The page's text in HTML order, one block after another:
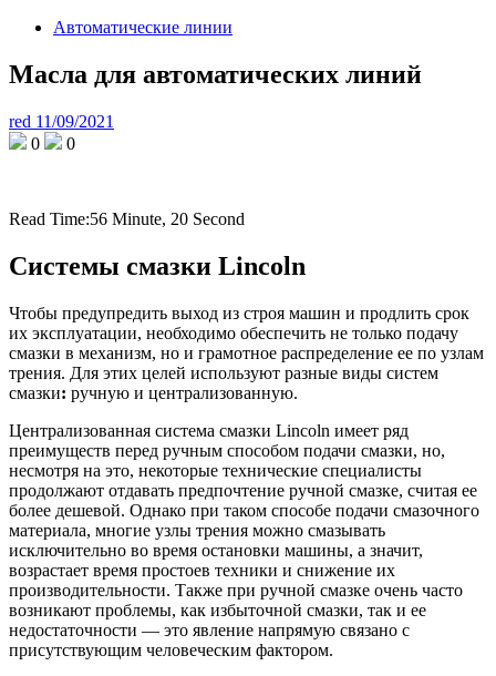
Автоматические линии
Масла для автоматических линий
red 11/09/2021
0
0
Read Time:56 Minute, 20 Second
Системы смазки Lincoln
Чтобы предупредить выход из строя машин и продлить срок
их эксплуатации, необходимо обеспечить не только подачу
смазки в механизм, но и грамотное распределение ее по узлам
трения. Для этих целей используют разные виды систем
смазки: ручную и централизованную.
Централизованная система смазки Lincoln имеет ряд
преимуществ перед ручным способом подачи смазки, но,
несмотря на это, некоторые технические специалисты
продолжают отдавать предпочтение ручной смазке, считая ее
более дешевой. Однако при таком способе подачи смазочного
материала, многие узлы трения можно смазывать
исключительно во время остановки машины, а значит,
возрастает время простоев техники и снижение их
производительности. Также при ручной смазке очень часто
возникают проблемы, как избыточной смазки, так и ее
недостаточности — это явление напрямую связано с
присутствующим человеческим фактором.